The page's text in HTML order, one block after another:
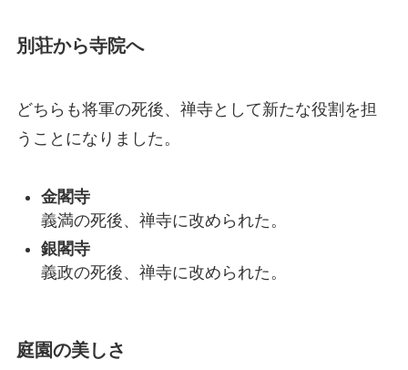
別荘から寺院へ
どちらも将軍の死後、禅寺として新たな役割を担
うことになりました。
金閣寺
義満の死後、禅寺に改められた。
銀閣寺
義政の死後、禅寺に改められた。
庭園の美しさ